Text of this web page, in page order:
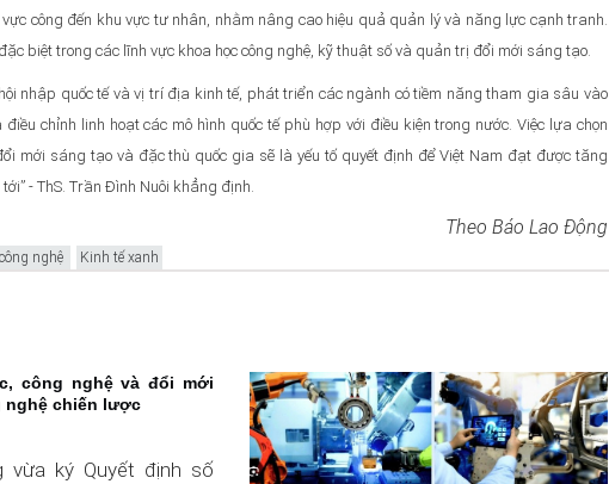
công đến khu vực tư nhân, nhằm nâng cao hiệu quả quản lý và năng lực cạnh tranh.
biệt trong các lĩnh vực khoa học công nghệ, kỹ thuật số và quản trị đổi mới sáng tạo.
nhập quốc tế và vị trí địa kinh tế, phát triển các ngành có tiềm năng tham gia sâu vào
chỉnh linh hoạt các mô hình quốc tế phù hợp với điều kiện trong nước. Việc lựa chọn
mới sáng tạo và đặc thù quốc gia sẽ là yếu tố quyết định để Việt Nam đạt được tăng
- ThS. Trần Đình Nuôi khẳng định.
Theo Báo Lao Động
nghệ Kinh tế xanh
công nghệ và đổi mới
nghệ chiến lược
vừa ký Quyết định số